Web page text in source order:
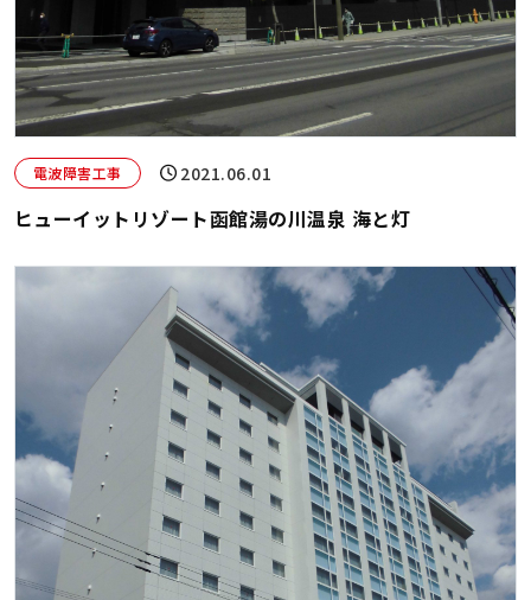
電波障害工事 2021.06.01
ヒューイットリゾート函館湯の川温泉 海と灯